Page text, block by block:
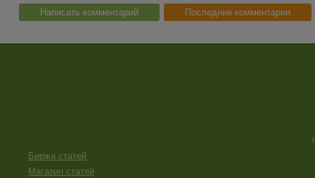
Написать комментарий Последние комментарии
Биржа статей
Магазин статей